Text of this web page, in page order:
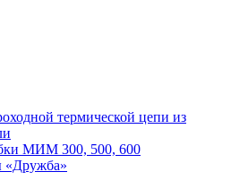
термической цепи из
МИМ 300, 500, 600
«Дружба»